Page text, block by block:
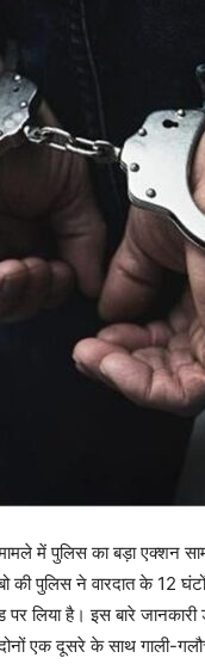
में पुलिस का बड़ा एक्शन
की पुलिस ने वारदात के 12
लिया है। इस बारे
एक दूसरे के साथ गाली-